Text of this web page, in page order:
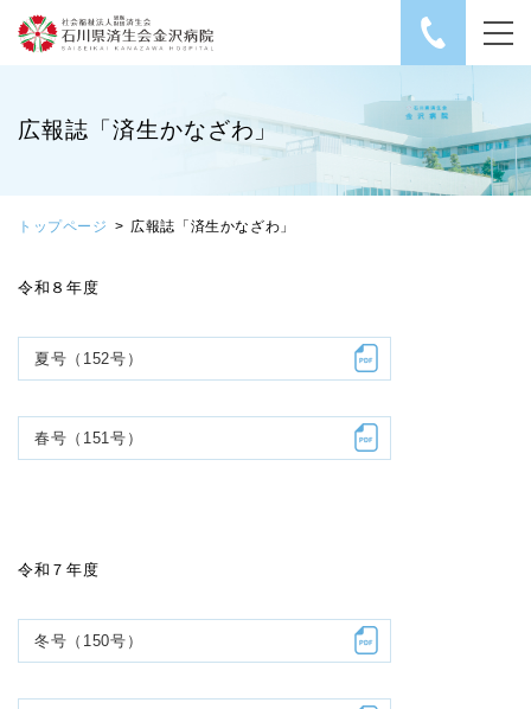
社会福祉法人 恩賜財
広報誌「済生かなざわ」
トップページ 広報誌「済生かなざわ」
令和８年度
夏号（152号）
春号（151号）
令和７年度
冬号（150号）